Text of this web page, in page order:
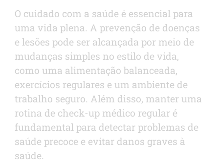
O cuidado com a saúde é essencial para
uma vida plena. A prevenção de doenças
e lesões pode ser alcançada por meio de
mudanças simples no estilo de vida,
como uma alimentação balanceada,
exercícios regulares e um ambiente de
trabalho seguro. Além disso, manter uma
rotina de check-up médico regular é
fundamental para detectar problemas de
saúde precoce e evitar danos graves à
saúde.